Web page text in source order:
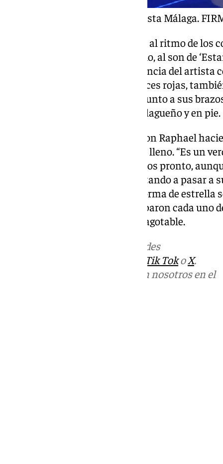
La voz de Raphael reconquista Málaga.
Las manos del público bailaban al ritmo de los
grandes pantallas del escenradio, al son de
antes de otros temas por excelencia del artista
aquel’, a una única pantalla y luces rojas,
inquebrantable del de Linares, junto a sus
orquesta, esta vez, con sello malagueño y en pie.
La noche fue llegando a su fin con Raphael
cómplice de un Martín Carpena lleno. “Es un
aquí y seguro volveremos a vernos pronto,
amo…”, reconocía el artista invitando a pasar
impecable, mientras luces en forma de estrella
noche y recordar a quienes ocuparon cada uno
voz, la victoria de Raphael es inagotable.
en las redes
Tik TokoX.
Puedes ponerte en contacto con nosotros en el